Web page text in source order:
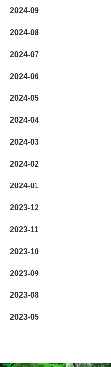
2024-09
2024-08
2024-07
2024-06
2024-05
2024-04
2024-03
2024-02
2024-01
2023-12
2023-11
2023-10
2023-09
2023-08
2023-05